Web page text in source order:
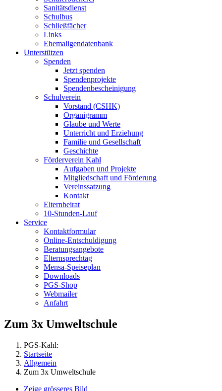
Sanitätsdienst
Schulbus
Schließfächer
Links
Ehemaligendatenbank
Unterstützen
Spenden
Jetzt spenden
Spendenprojekte
Spendenbescheinigung
Schulverein
Vorstand (CSHK)
Organigramm
Glaube und Werte
Unterricht und Erziehung
Familie und Gesellschaft
Geschichte
Förderverein Kahl
Aufgaben und Projekte
Mitgliedschaft und Förderung
Vereinssatzung
Kontakt
Elternbeirat
10-Stunden-Lauf
Service
Kontaktformular
Online-Entschuldigung
Beratungsangebote
Elternsprechtag
Mensa-Speiseplan
Downloads
PGS-Shop
Webmailer
Anfahrt
Zum 3x Umweltschule
PGS-Kahl:
Startseite
Allgemein
Zum 3x Umweltschule
Zeige grösseres Bild